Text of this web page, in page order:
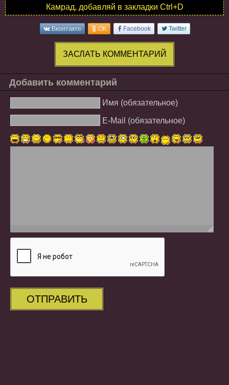
Камрад, добавляй в закладки Ctrl+D
Вконтакте OK Facebook Twitter
ЗАСЛАТЬ КОММЕНТАРИЙ
Добавить комментарий
Имя (обязательное)
E-Mail (обязательное)
ОТПРАВИТЬ